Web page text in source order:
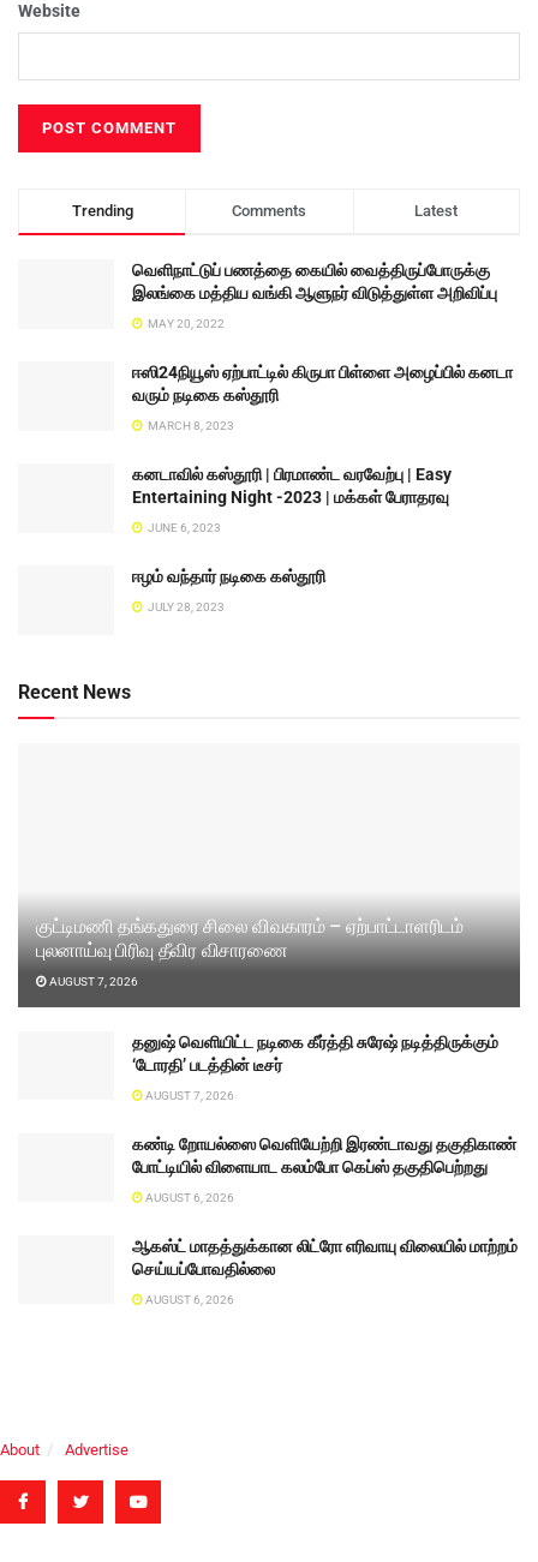
Website
Trending Comments Latest
வெளிநாட்டுப் பணத்தை கையில் வைத்திருப்போருக்கு
இலங்கை மத்திய வங்கி ஆளுநர் விடுத்துள்ள அறிவிப்பு
MAY 20, 2022
ஈஸி24நியூஸ் ஏற்பாட்டில் கிருபா பிள்ளை அழைப்பில் கனடா
வரும் நடிகை கஸ்தூரி
MARCH 8, 2023
கனடாவில் கஸ்தூரி | பிரமாண்ட வரவேற்பு | Easy
Entertaining Night -2023 | மக்கள் பேராதரவு
JUNE 6, 2023
ஈழம் வந்தார் நடிகை கஸ்தூரி
JULY 28, 2023
Recent News
குட்டிமணி தங்கதுரை சிலை விவகாரம் – ஏற்பாட்டாளரிடம்
புலனாய்வு பிரிவு தீவிர விசாரணை
AUGUST 7, 2026
தனுஷ் வெளியிட்ட நடிகை கீர்த்தி சுரேஷ் நடித்திருக்கும்
‘டோரதி’ படத்தின் டீசர்
AUGUST 7, 2026
கண்டி றோயல்ஸை வெளியேற்றி இரண்டாவது தகுதிகாண்
போட்டியில் விளையாட கலம்போ கெப்ஸ் தகுதிபெற்றது
AUGUST 6, 2026
ஆகஸ்ட் மாதத்துக்கான லிட்ரோ எரிவாயு விலையில் மாற்றம்
செய்யப்போவதில்லை
AUGUST 6, 2026
About Advertise